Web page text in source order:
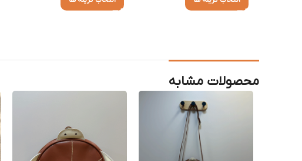
محصولات مشابه